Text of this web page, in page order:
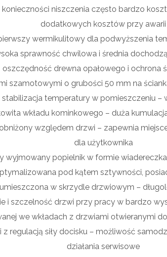
konieczności niszczenia często bardzo
dodatkowych kosztów przy awarii
wermikulitowy dla podwyższenia
sprawność chwilowa i średnia
oszczędność drewna opałowego i ochrona
szamotowymi o grubości 50 mm na
stabilizacja temperatury w pomieszczeniu –
wkładu kominkowego – duża
względem drzwi – zapewnia
dla użytkownika
wyjmowany popielnik w formie
pod kątem sztywności,
w skrzydle drzwiowym –
i szczelność drzwi przy pracy w bardzo
we wkładach z drzwiami otwieranymi
regulacją siły docisku – możliwość
działania serwisowe